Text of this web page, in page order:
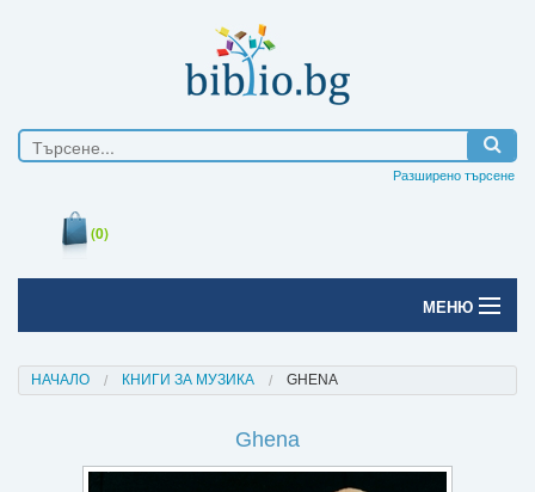
Разширено търсене
(0)
МЕНЮ
Електронни книги
НАЧАЛО КНИГИ ЗА МУЗИКА GHENA
Ghena